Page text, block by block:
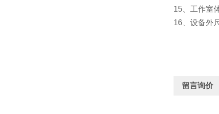
15、工作室
16、设备外
留言询价